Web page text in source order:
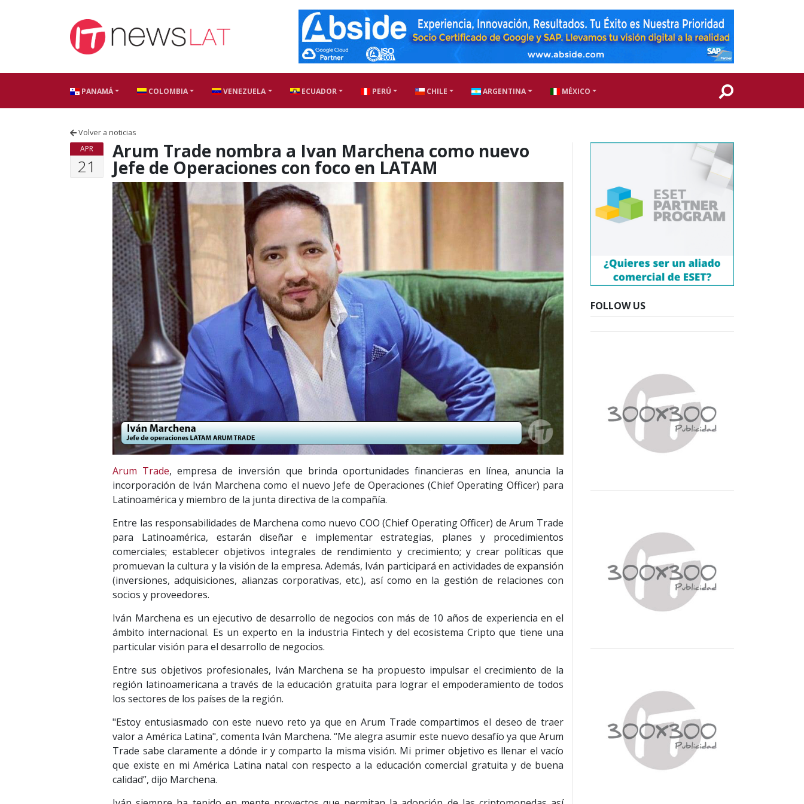
PANAMÁ COLOMBIA VENEZUELA ECUADOR PERÚ CHILE ARGENTINA MÉXICO
Volver a noticias
APR
21
Arum Trade nombra a Ivan Marchena como nuevo
Jefe de Operaciones con foco en LATAM
Arum Trade, empresa de inversión que brinda oportunidades financieras en línea, anuncia la
incorporación de Iván Marchena como el nuevo Jefe de Operaciones (Chief Operating Officer) para
Latinoamérica y miembro de la junta directiva de la compañía.
Entre las responsabilidades de Marchena como nuevo COO (Chief Operating Officer) de Arum Trade
para Latinoamérica, estarán diseñar e implementar estrategias, planes y procedimientos
comerciales; establecer objetivos integrales de rendimiento y crecimiento; y crear políticas que
promuevan la cultura y la visión de la empresa. Además, Iván participará en actividades de expansión
(inversiones, adquisiciones, alianzas corporativas, etc.), así como en la gestión de relaciones con
socios y proveedores.
Iván Marchena es un ejecutivo de desarrollo de negocios con más de 10 años de experiencia en el
ámbito internacional. Es un experto en la industria Fintech y del ecosistema Cripto que tiene una
particular visión para el desarrollo de negocios.
Entre sus objetivos profesionales, Iván Marchena se ha propuesto impulsar el crecimiento de la
región latinoamericana a través de la educación gratuita para lograr el empoderamiento de todos
los sectores de los países de la región.
"Estoy entusiasmado con este nuevo reto ya que en Arum Trade compartimos el deseo de traer
valor a América Latina", comenta Iván Marchena. “Me alegra asumir este nuevo desafío ya que Arum
Trade sabe claramente a dónde ir y comparto la misma visión. Mi primer objetivo es llenar el vacío
que existe en mi América Latina natal con respecto a la educación comercial gratuita y de buena
calidad”, dijo Marchena.
FOLLOW US